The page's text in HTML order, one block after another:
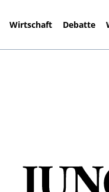
Wirtschaft Debatte